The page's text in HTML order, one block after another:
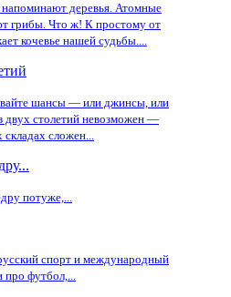
деревья. Атомные
грибы. Что ж! К простому от
кочевье нашей судьбы....
шансы — или джинсы, или
двух столетий невозможен —
складах сложен...
потуже,...
спорт и международный
про футбол,...